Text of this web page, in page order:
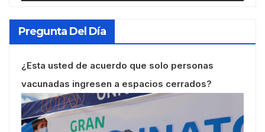
Pregunta Del Día
¿Esta usted de acuerdo que solo personas
vacunadas ingresen a espacios cerrados?